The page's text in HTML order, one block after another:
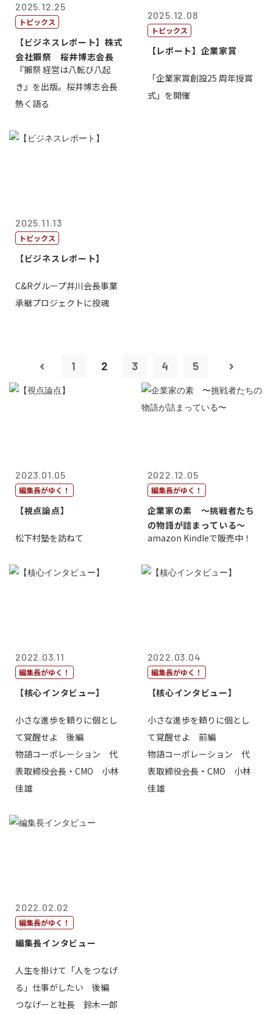
2025.12.25
トピックス
【ビジネスレポート】株式
会社獺祭 桜井博志会長
『獺祭 経営は八転び八起
き』を出版。桜井博志会長
熱く語る
2025.12.08
トピックス
【レポート】企業家賞
「企業家賞創設25 周年授賞
式」を開催
2025.11.13
トピックス
【ビジネスレポート】
C&Rグループ井川会長事業
承継プロジェクトに投魂
1 2 3 4 5
2023.01.05
編集長がゆく！
【視点論点】
松下村塾を訪ねて
2022.12.05
編集長がゆく！
企業家の素 〜挑戦者たち
の物語が詰まっている〜
amazon Kindleで販売中！
2022.03.11
編集長がゆく！
【核心インタビュー】
小さな進歩を頼りに個とし
て覚醒せよ 後編
物語コーポレーション 代
表取締役会長・CMO 小林
佳雄
2022.03.04
編集長がゆく！
【核心インタビュー】
小さな進歩を頼りに個とし
て覚醒せよ 前編
物語コーポレーション 代
表取締役会長・CMO 小林
佳雄
2022.02.02
編集長がゆく！
編集長インタビュー
人生を掛けて「人をつなげ
る」仕事がしたい 後編
つなげーと社長 鈴木一郎